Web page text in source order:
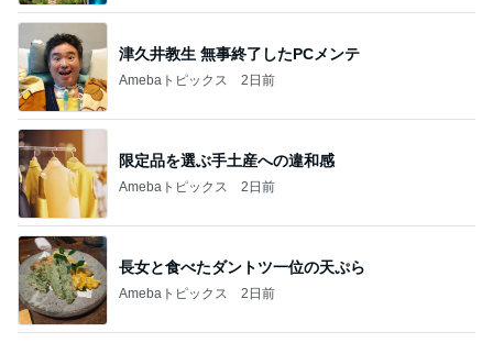
津久井教生 無事終了したPCメンテ
Amebaトピックス 2日前
限定品を選ぶ手土産への違和感
Amebaトピックス 2日前
長女と食べたダントツ一位の天ぷら
Amebaトピックス 2日前